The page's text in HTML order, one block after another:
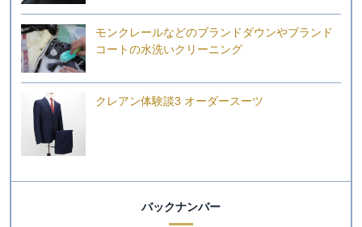
モンクレールなどのブランドダウンやブランド
コートの水洗いクリーニング
クレアン体験談3 オーダースーツ
バックナンバー